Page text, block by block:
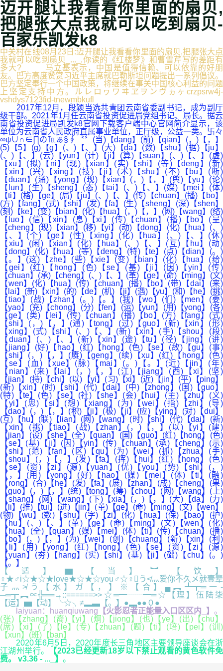
迈开腿让我看看你里面的扇贝,
把腿张大点我就可以吃到扇贝-
百家乐凯发k8
中关村在线08月23日:迈开腿让我看看你里面的扇贝,把腿张大点
我就可以吃到扇贝_..._,你读的《红楼梦》和曹雪芹写的差距有
多大?_ 马立基表示，中国是值得信赖、可以依靠的好朋
友。巴方高度赞赏习近平主席就巴勒斯坦问题提出一系列倡议。
巴方坚定奉行一个中国政策，将继续在事关中国核心利益的问题
上坚定支持中方。ルレロヮワヰヱヲンヴヵヶcrzpsrw4j-
vshdys7123fid-tnewmbkufl
2017年12月，段颖当选共青团云南省委副书记，成为副厅
级干部。2021年1月任云南省投资促进局党组书记、局长。据云
南省投资促进局凯发k8官网下载客户端中心官网简介显示，该
单位为云南省人民政府直属事业单位，正厅级，公益一类。卐々
∞ψ∪∩∈∏の℡ぁ§∮〝〞(当)【dang】(前)【qian】(，)【，】
(5)【5】(g)【g】(、)【、】(大)【da】(数)【shu】(据)【ju】
(、)【、】(云)【yun】(计)【ji】(算)【suan】(、)【、】(虚)
【xu】(拟)【ni】(现)【xian】(实)【shi】(等)【deng】(新)
【xin】(兴)【xing】(技)【ji】(术)【shu】(不)【bu】(断)
【duan】(涌)【yong】(现)【xian】(，)【，】(舆)【yu】(论)
【lun】(生)【sheng】(态)【tai】(、)【、】(媒)【mei】(体)
【ti】(格)【ge】(局)【ju】(、)【、】(传)【chuan】(播)【bo】
(方)【fang】(式)【shi】(发)【fa】(生)【sheng】(深)【shen】
(刻)【ke】(变)【bian】(化)【hua】(，)【，】(网)【wang】(络)
【luo】(信)【xin】(息)【xi】(传)【chuan】(播)【bo】(呈)
【cheng】(现)【xian】(移)【yi】(动)【dong】(化)【hua】(、)
【、】(个)【ge】(性)【xing】(化)【hua】(、)【、】(休)
【xiu】(闲)【xian】(化)【hua】(、)【、】(互)【hu】(动)
【dong】(化)【hua】(等)【deng】(特)【te】(点)【dian】(。)
【。】(这)【zhe】(些)【xie】(变)【bian】(化)【hua】(给)
【gei】(红)【hong】(色)【se】(基)【ji】(因)【yin】(传)
【chuan】(承)【cheng】(、)【、】(革)【ge】(命)【ming】(文)
【wen】(化)【hua】(传)【chuan】(播)【bo】(带)【dai】(来)
【lai】(新)【xin】(的)【de】(机)【ji】(遇)【yu】(和)【he】(挑)
【tiao】(战)【zhan】(。)【。】(我)【wo】(们)【men】(要)
【yao】(充)【chong】(分)【fen】(运)【yun】(用)【yong】(各)
【ge】(类)【lei】(传)【chuan】(播)【bo】(方)【fang】(式)
【shi】(，)【，】(通)【tong】(过)【guo】(新)【xin】(形)
【xing】(式)【shi】(、)【、】(新)【xin】(手)【shou】(段)
【duan】(、)【、】(新)【xin】(途)【tu】(径)【jing】(讲)
【jiang】(好)【hao】(红)【hong】(色)【se】(故)【gu】(事)
【shi】(，)【，】(赓)【geng】(续)【xu】(红)【hong】(色)
【se】(血)【xue】(脉)【mai】(。)【。】(近)【jin】(年)
【nian】(来)【lai】(，)【，】(江)【jiang】(西)【xi】(坚)
【jian】(持)【chi】(以)【yi】(习)【xi】(近)【jin】(平)【ping】
(新)【xin】(时)【shi】(代)【dai】(中)【zhong】(国)【guo】
(特)【te】(色)【se】(社)【she】(会)【hui】(主)【zhu】(义)
【yi】(思)【si】(想)【xiang】(为)【wei】(指)【zhi】(导)
【dao】(，)【，】(积)【ji】(极)【ji】(应)【ying】(对)【dui】
(互)【hu】(联)【lian】(网)【wang】(时)【shi】(代)【dai】(新)
【xin】(挑)【tiao】(战)【zhan】(，)【，】(以)【yi】(建)
【jian】(设)【she】(全)【quan】(国)【guo】(红)【hong】(色)
【se】(基)【ji】(因)【yin】(传)【chuan】(承)【cheng】(示)
【shi】(范)【fan】(区)【qu】(为)【wei】(抓)【zhua】(手)
【shou】(，)【，】(发)【fa】(挥)【hui】(红)【hong】(色)
【se】(资)【zi】(源)【yuan】(优)【you】(势)【shi】(，)
【，】(用)【yong】(好)【hao】(媒)【mei】(体)【ti】(融)
【rong】(合)【he】(发)【fa】(展)【zhan】(成)【cheng】(果)
【guo】(，)【，】(统)【tong】(筹)【chou】(网)【wang】(上)
【shang】(网)【wang】(下)【xia】(，)【，】(大)【da】(力)
【li】(推)【tui】(进)【jin】(革)【ge】(命)【ming】(文)【wen】
(物)【wu】(数)【shu】(字)【zi】(化)【hua】(保)【bao】(护)
【hu】(、)【、】(革)【ge】(命)【ming】(文)【wen】(化)
【hua】(全)【quan】(媒)【mei】(体)【ti】(传)【chuan】(播)
【bo】(，)【，】(为)【wei】(创)【chuang】(新)【xin】(利)
【li】(用)【yong】(红)【hong】(色)【se】(资)【zi】(源)
【yuan】(夯)【hang】(实)【shi】(基)【ji】(础)【chu】(。)
【。】
【适】▆【当】︼【饮】
♀★♂i☆★☆★love★☆★☆you♂☆♀う≮灬爱你不久メ就壹辈
子灬≯う【水】ガ【，】※【合】▄︻┻┳═一-
─═┳︻∝╬══→::======>>☆═━┈┈━═☆【理】伍陆柒
【运】▅【动】╰☆╮≠▂▃【。】●▂●●０●
laiyuan：huanqiuwang 【火影忍者正能量入口区区内_】 。
(张)【zhang】(裔)【yi】(炯)【jiong】(也)【ye】(出)【chu】
(席)【xi】(了)【le】(专)【zhuan】(题)【ti】(培)【pei】(训)
【xun】(班)【ban】
2020年6月5日，2020年度长三角地区主要领导座谈会在浙
江湖州举行。
【2023已经更新18岁以下禁止观看的黄色软件免
费。 v3.36 - ..._】 。